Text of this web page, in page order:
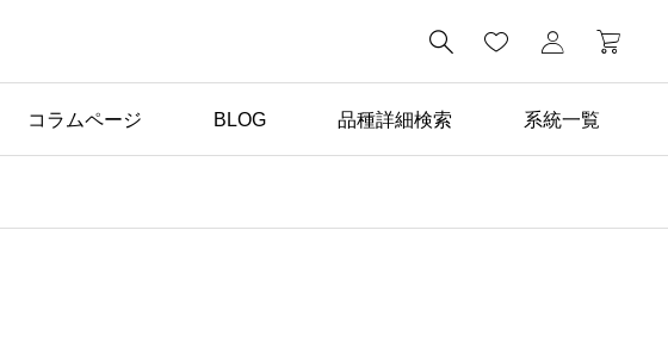

コラムページ BLOG 品種詳細検索 系統一覧
ばら苗の手入れ